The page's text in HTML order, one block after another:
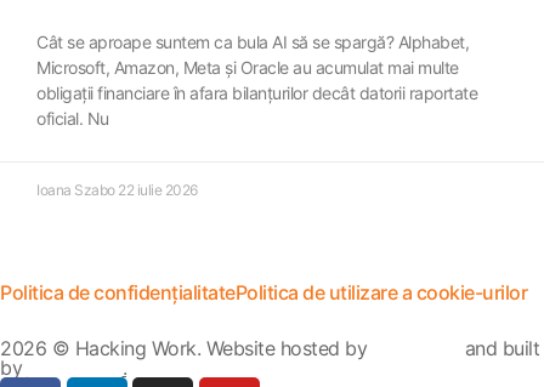
Cât se aproape suntem ca bula AI să se spargă? Alphabet,
Microsoft, Amazon, Meta și Oracle au acumulat mai multe
obligații financiare în afara bilanțurilor decât datorii raportate
oficial. Nu
Ioana Szabo 22 iulie 2026
Politica de confidențialitatePolitica de utilizare a cookie-urilor
2026 © Hacking Work. Website hosted by
and built
by
.